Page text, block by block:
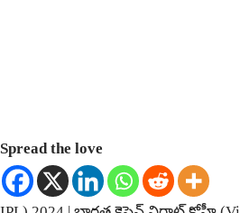
Spread the love